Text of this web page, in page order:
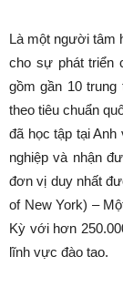
Là một người tâm
cho sự phát triển
gồm gần 10
theo tiêu chuẩn
đã học tập tại
nghiệp và nhận
đơn vị duy nhất
of New York) –
Kỳ với hơn
lĩnh vực đào tao.